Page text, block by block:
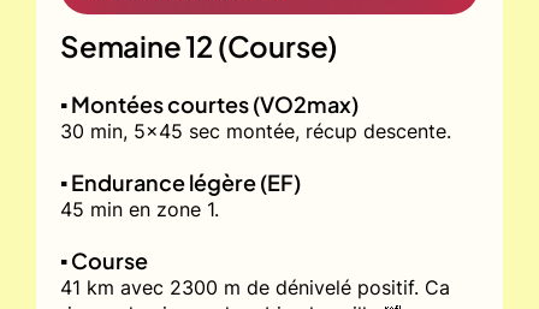
Semaine 12 (Course)
▪️ Montées courtes (VO2max)
30 min, 5x45 sec montée, récup descente.
▪️ Endurance légère (EF)
45 min en zone 1.
▪️ Course
41 km avec 2300 m de dénivelé positif. Ca